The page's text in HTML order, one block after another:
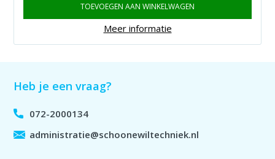
TOEVOEGEN AAN WINKELWAGEN
Meer informatie
Heb je een vraag?
072-2000134
administratie@schoonewiltechniek.nl